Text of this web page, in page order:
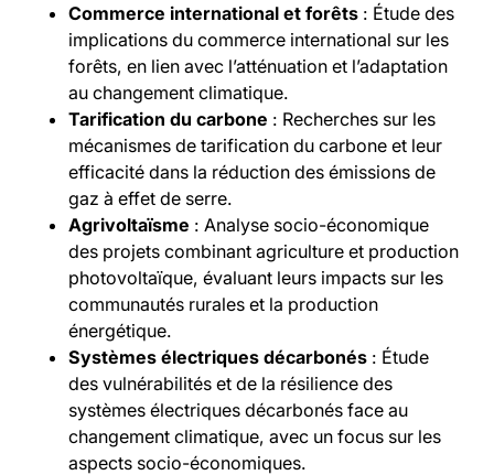
Commerce international et forêts : Étude des
implications du commerce international sur les
forêts, en lien avec l’atténuation et l’adaptation
au changement climatique.
Tarification du carbone : Recherches sur les
mécanismes de tarification du carbone et leur
efficacité dans la réduction des émissions de
gaz à effet de serre.
Agrivoltaïsme : Analyse socio-économique
des projets combinant agriculture et production
photovoltaïque, évaluant leurs impacts sur les
communautés rurales et la production
énergétique.
Systèmes électriques décarbonés : Étude
des vulnérabilités et de la résilience des
systèmes électriques décarbonés face au
changement climatique, avec un focus sur les
aspects socio-économiques.